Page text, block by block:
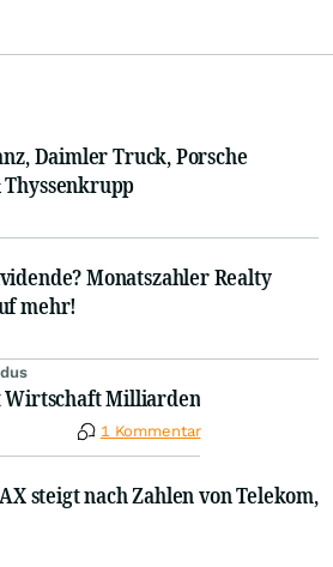
Daimler Truck, Porsche
Monatszahler Realty
mehr!
Wirtschaft Milliarden
1 Kommentar
steigt nach Zahlen von Telekom,